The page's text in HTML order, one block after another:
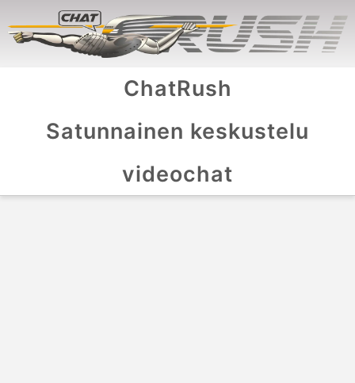
ChatRush
Satunnainen keskustelu
videochat